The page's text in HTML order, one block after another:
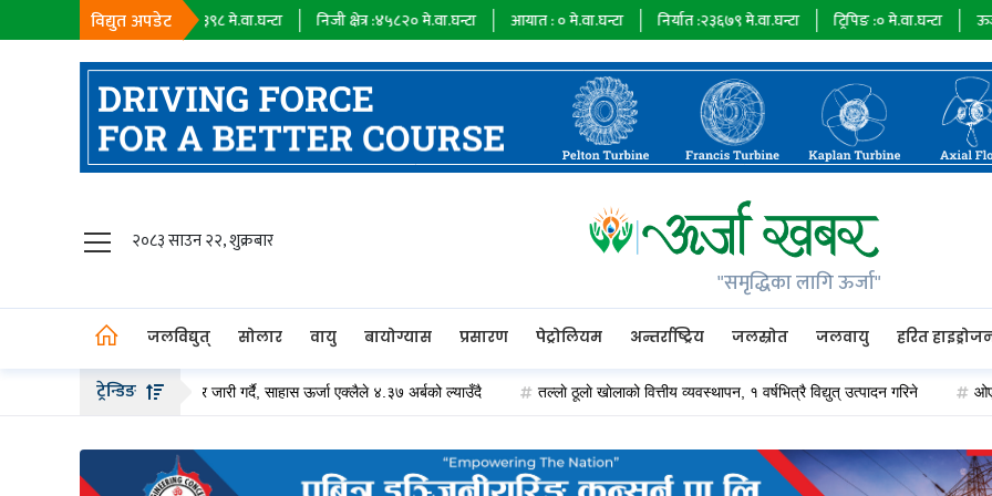
विद्युत अपडेट
१८३९८मे.वा.घन्टा निजी क्षेत्र :४५८२० मे.वा.घन्टा आयात :०मे.वा.घन्टा निर्यात :२३६७९ मे.वा.घन्टा ट्रिपिङ :०मे.वा.घन्टा ऊर्जा माग :७३४८५
२०८३ साउन २२, शुक्रबार
"समृद्धिका लागि ऊर्जा"
जलविद्युत् सोलार वायु बायोग्यास प्रसारण पेट्रोलियम अन्तर्राष्ट्रिय जलस्रोत जलवायु हरित
वायु
बायोग्यास
पेट्रोलियम
ट्रेन्डिङ
बढीको हकप्रद सेयर जारी गर्दै, साहास ऊर्जा एक्लैले ४.३७ अर्बको ल्याउँदै तल्लाे ठूलाे खाेलाको वित्तीय व्यवस्थापन, १ वर्षभित्रै विद्युत् उत्पादन गरिने ओएन्डएम